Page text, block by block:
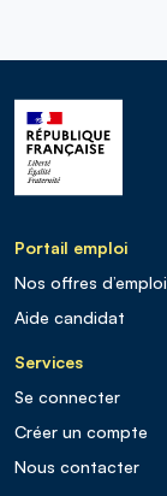
Portail emploi
Nos offres d’emploi
Aide candidat
Services
Se connecter
Créer un compte
Nous contacter